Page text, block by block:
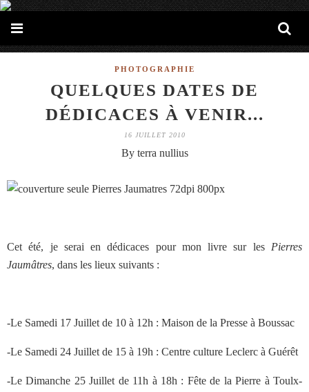
PHOTOGRAPHIE
QUELQUES DATES DE
DÉDICACES À VENIR...
16 JUILLET 2010
By terra nullius
Cet été, je serai en dédicaces pour mon livre sur les Pierres
Jaumâtres, dans les lieux suivants :
-Le Samedi 17 Juillet de 10 à 12h : Maison de la Presse à Boussac
-Le Samedi 24 Juillet de 15 à 19h : Centre culture Leclerc à Guérêt
-Le Dimanche 25 Juillet de 11h à 18h : Fête de la Pierre à Toulx-